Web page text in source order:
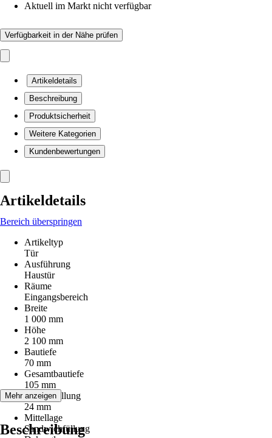
Aktuell im Markt nicht verfügbar
Verfügbarkeit in der Nähe prüfen
Artikeldetails
Beschreibung
Produktsicherheit
Weitere Kategorien
Kundenbewertungen
Artikeldetails
Bereich überspringen
Artikeltyp
Tür
Ausführung
Haustür
Räume
Eingangsbereich
Breite
1 000 mm
Höhe
2 100 mm
Bautiefe
70 mm
Gesamtbautiefe
105 mm
Stärke Füllung
24 mm
Mittellage
Sandwichfüllung
Mehr anzeigen
Beschreibung